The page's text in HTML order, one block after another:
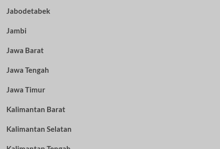
Jabodetabek
Jambi
Jawa Barat
Jawa Tengah
Jawa Timur
Kalimantan Barat
Kalimantan Selatan